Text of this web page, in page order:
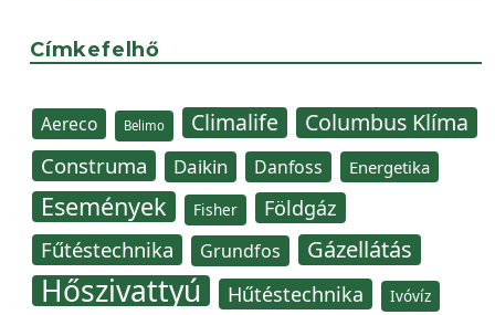
Címkefelhő
Aereco Belimo Climalife Columbus Klíma
Construma Daikin Danfoss Energetika
Események Fisher Földgáz
Fűtéstechnika Grundfos Gázellátás
Hőszivattyú Hűtéstechnika Ivóvíz